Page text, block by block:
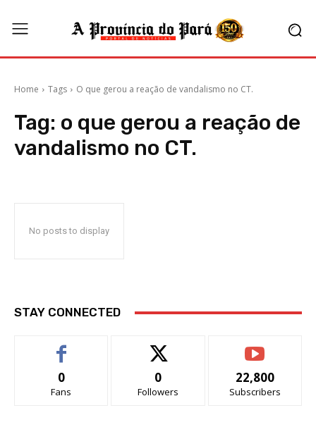
Home Tags O que gerou a reação de vandalismo no CT.
Tag: o que gerou a reação de
vandalismo no CT.
No posts to display
STAY CONNECTED
0
Fans
0
Followers
22,800
Subscribers